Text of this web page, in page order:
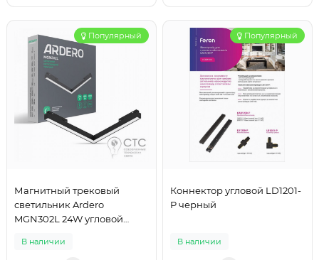
Популярный
Магнитный трековый
светильник Ardero
MGN302L 24W угловой
В наличии
Популярный
Коннектор угловой LD1201-
P черный
В наличии